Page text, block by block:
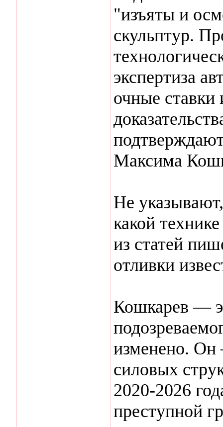
"изъяты и
скульптур.
экспертиза
очные
Максима
Не
какой
из статей
отливки
Кошкарев —
изменено. Он
силовых
2020-2026
преступной